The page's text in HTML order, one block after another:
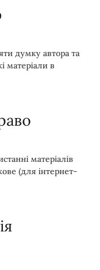
думку автора та
матеріали в
матеріалів
(для інтернет-